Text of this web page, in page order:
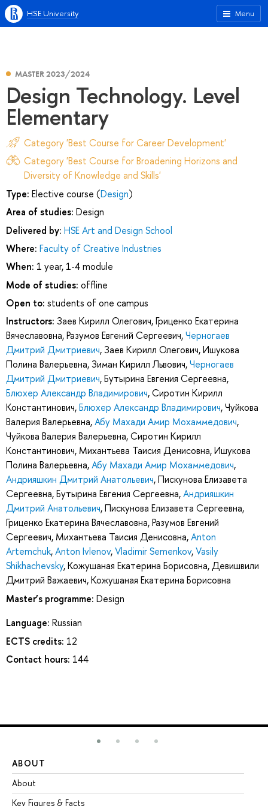
Menu
HSE University
MASTER 2023/2024
Design Technology. Level
Elementary
Category 'Best Course for Career Development'
Category 'Best Course for Broadening Horizons and
Diversity of Knowledge and Skills'
Type: Elective course (Design)
Area of studies: Design
Delivered by: HSE Art and Design School
Where: Faculty of Creative Industries
When: 1 year, 1-4 module
Mode of studies: offline
Open to: students of one campus
Instructors: Заев Кирилл Олегович,Гриценко Екатерина
Вячеславовна,Разумов Евгений Сергеевич,Черногаев
Дмитрий Дмитриевич, Заев Кирилл Олегович,Ишукова
Полина Валерьевна, Зиман Кирилл Львович,Черногаев
Дмитрий Дмитриевич,Бутырина Евгения Сергеевна,
Блюхер Александр Владимирович,Сиротин Кирилл
Константинович,Блюхер Александр Владимирович,Чуйкова
Валерия Валерьевна,Абу Махади Амир Мохаммедович,
Чуйкова Валерия Валерьевна,Сиротин Кирилл
Константинович, Михантьева Таисия Денисовна,Ишукова
Полина Валерьевна,Абу Махади Амир Мохаммедович,
Андрияшкин Дмитрий Анатольевич,Пискунова Елизавета
Сергеевна,Бутырина Евгения Сергеевна,Андрияшкин
Дмитрий Анатольевич,Пискунова Елизавета Сергеевна,
Гриценко Екатерина Вячеславовна,Разумов Евгений
Сергеевич, Михантьева Таисия Денисовна,Anton
Artemchuk,Anton Ivlenov,Vladimir Semenkov,Vasily
Shikhachevsky,Кожушаная Екатерина Борисовна,Девишвили
Дмитрий Важаевич,Кожушаная Екатерина Борисовна
Master’s programme: Design
Language: Russian
ECTS credits: 12
Contact hours: 144
ABOUT
About
Key Figures & Facts